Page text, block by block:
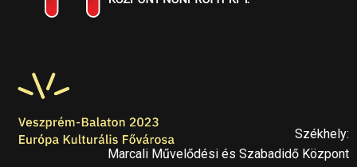
Székhely:
Marcali Művelődési és Szabadidő Központ